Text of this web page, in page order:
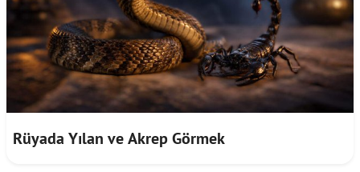
Rüyada Yılan ve Akrep Görmek